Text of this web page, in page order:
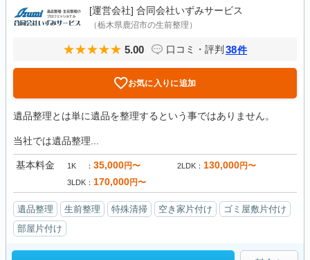
[運営会社] 合同会社いずみサービス
（栃木県鹿沼市の生前整理）
5.00 口コミ・評判 38件
お気に入りに追加
遺品整理とは単に遺品を整理するという事ではありません。
当社では遺品整理...
基本料金 1K 35,000円〜 2LDK 130,000円〜
3LDK 170,000円〜
遺品整理 生前整理 特殊清掃 空き家片付け
ゴミ屋敷片付け
部屋片付け